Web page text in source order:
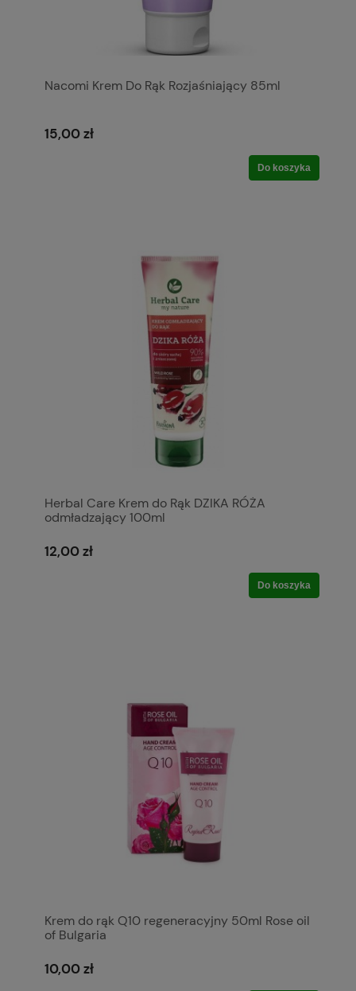
Nacomi Krem Do Rąk Rozjaśniający 85ml
15,00 zł
Do koszyka
Herbal Care Krem do Rąk DZIKA RÓŻA
odmładzający 100ml
12,00 zł
Do koszyka
Krem do rąk Q10 regeneracyjny 50ml Rose oil
of Bulgaria
10,00 zł